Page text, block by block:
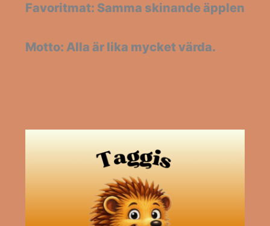
Favoritmat: Samma skinande äpplen
Motto: Alla är lika mycket värda.